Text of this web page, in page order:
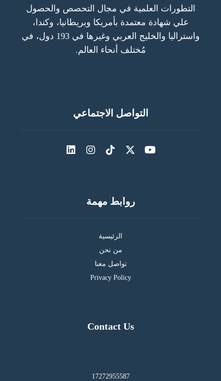
التطورات العلمية في مجال التحصص والحصول
علي شهادة معتمدة بأمريكا وبريطانيا، وكندا،
واستراليا والخليج العربي وغيرها في 193 دول، في
مُختلف أنحاء العالم.
التواصل الاجتماعي
روابط مهمة
الرئيسية
من نحن
تواصل معنا
Privacy Policy
Contact Us
17272955587